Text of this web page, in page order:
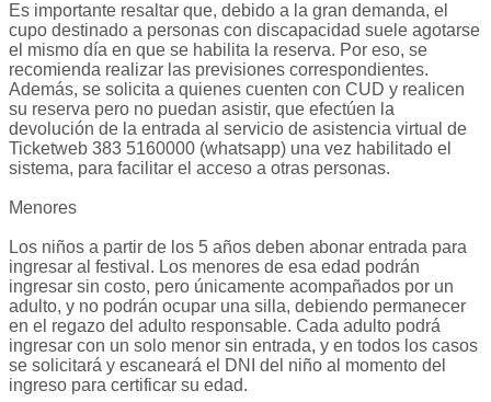
Es importante resaltar que, debido a la gran demanda, el
cupo destinado a personas con discapacidad suele agotarse
el mismo día en que se habilita la reserva. Por eso, se
recomienda realizar las previsiones correspondientes.
Además, se solicita a quienes cuenten con CUD y realicen
su reserva pero no puedan asistir, que efectúen la
devolución de la entrada al servicio de asistencia virtual de
Ticketweb 383 5160000 (whatsapp) una vez habilitado el
sistema, para facilitar el acceso a otras personas.
Menores
Los niños a partir de los 5 años deben abonar entrada para
ingresar al festival. Los menores de esa edad podrán
ingresar sin costo, pero únicamente acompañados por un
adulto, y no podrán ocupar una silla, debiendo permanecer
en el regazo del adulto responsable. Cada adulto podrá
ingresar con un solo menor sin entrada, y en todos los casos
se solicitará y escaneará el DNI del niño al momento del
ingreso para certificar su edad.